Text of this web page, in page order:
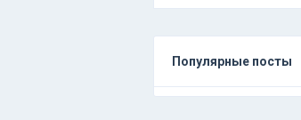
Популярные посты